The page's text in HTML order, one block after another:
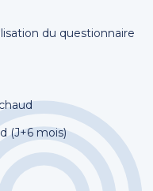
du questionnaire
(J+6 mois)